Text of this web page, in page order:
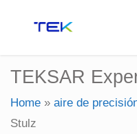
TEKSAR
Home » aire de
Stulz